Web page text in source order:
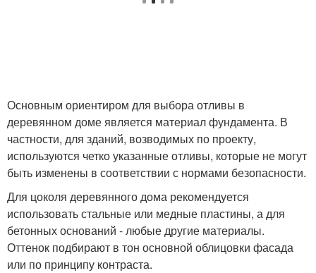
Основным ориентиром для выбора отливы в
деревянном доме является материал фундамента. В
частности, для зданий, возводимых по проекту,
используются четко указанные отливы, которые не могут
быть изменены в соответствии с нормами безопасности.
Для цоколя деревянного дома рекомендуется
использовать стальные или медные пластины, а для
бетонных оснований - любые другие материалы.
Оттенок подбирают в тон основной облицовки фасада
или по принципу контраста.